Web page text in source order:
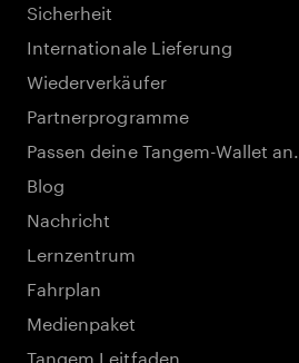
Sicherheit
Internationale Lieferung
Wiederverkäufer
Partnerprogramme
Passen deine Tangem-Wallet an.
Blog
Nachricht
Lernzentrum
Fahrplan
Medienpaket
Tangem Leitfaden